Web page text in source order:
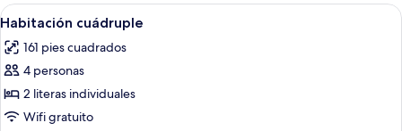
Abrir
todas
las
fotos
de
Habitación
Habitación pequeña y bien
6
Habitación cuádruple
161 pies cuadrados
4 personas
2 literas individuales
Wifi gratuito